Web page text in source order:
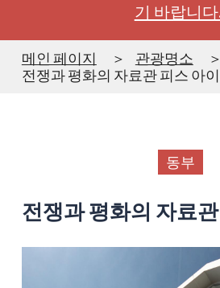
기 바랍니
메인 페이지
관광명소
전쟁과 평화의 자료관 피스 아
동부
전쟁과 평화의 자료